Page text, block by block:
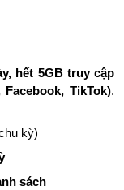
hết 5GB truy cập
TikTok).
kỳ)
sách